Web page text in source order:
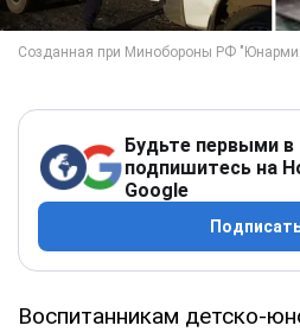
Будьте первыми в
подпишитесь на
Google
Воспитанникам детско-